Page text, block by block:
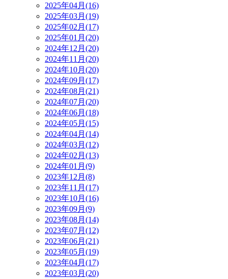
2025年04月(16)
2025年03月(19)
2025年02月(17)
2025年01月(20)
2024年12月(20)
2024年11月(20)
2024年10月(20)
2024年09月(17)
2024年08月(21)
2024年07月(20)
2024年06月(18)
2024年05月(15)
2024年04月(14)
2024年03月(12)
2024年02月(13)
2024年01月(9)
2023年12月(8)
2023年11月(17)
2023年10月(16)
2023年09月(9)
2023年08月(14)
2023年07月(12)
2023年06月(21)
2023年05月(19)
2023年04月(17)
2023年03月(20)